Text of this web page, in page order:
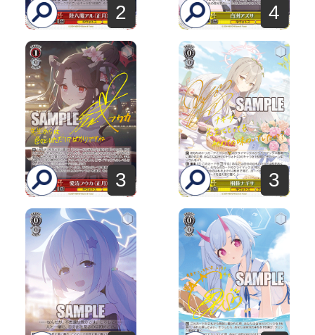
2 4
3 3